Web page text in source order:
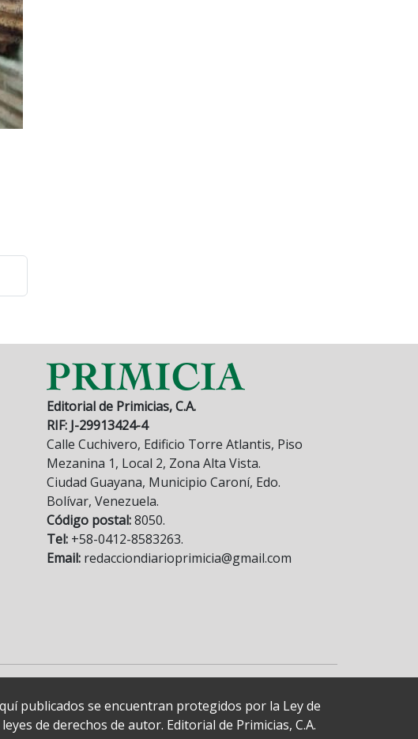
Editorial de Primicias, C.A.
RIF: J-29913424-4
Calle Cuchivero, Edificio Torre Atlantis, Piso
Mezanina 1, Local 2, Zona Alta Vista.
Ciudad Guayana, Municipio Caroní, Edo.
Bolívar, Venezuela.
Código postal:8050.
Tel: +58-0412-8583263.
Email: redacciondiarioprimicia@gmail.com
publicados se encuentran protegidos por la Ley de
de derechos de autor. Editorial de Primicias, C.A.